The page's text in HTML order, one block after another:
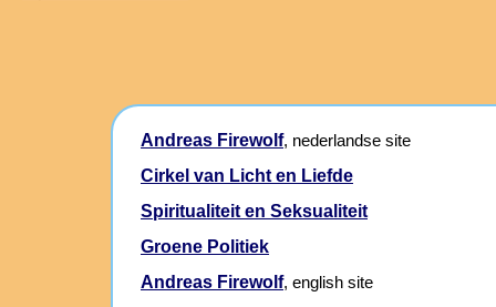
Andreas Firewolf, nederlandse site
Cirkel van Licht en Liefde
Spiritualiteit en Seksualiteit
Groene Politiek
Andreas Firewolf, english site